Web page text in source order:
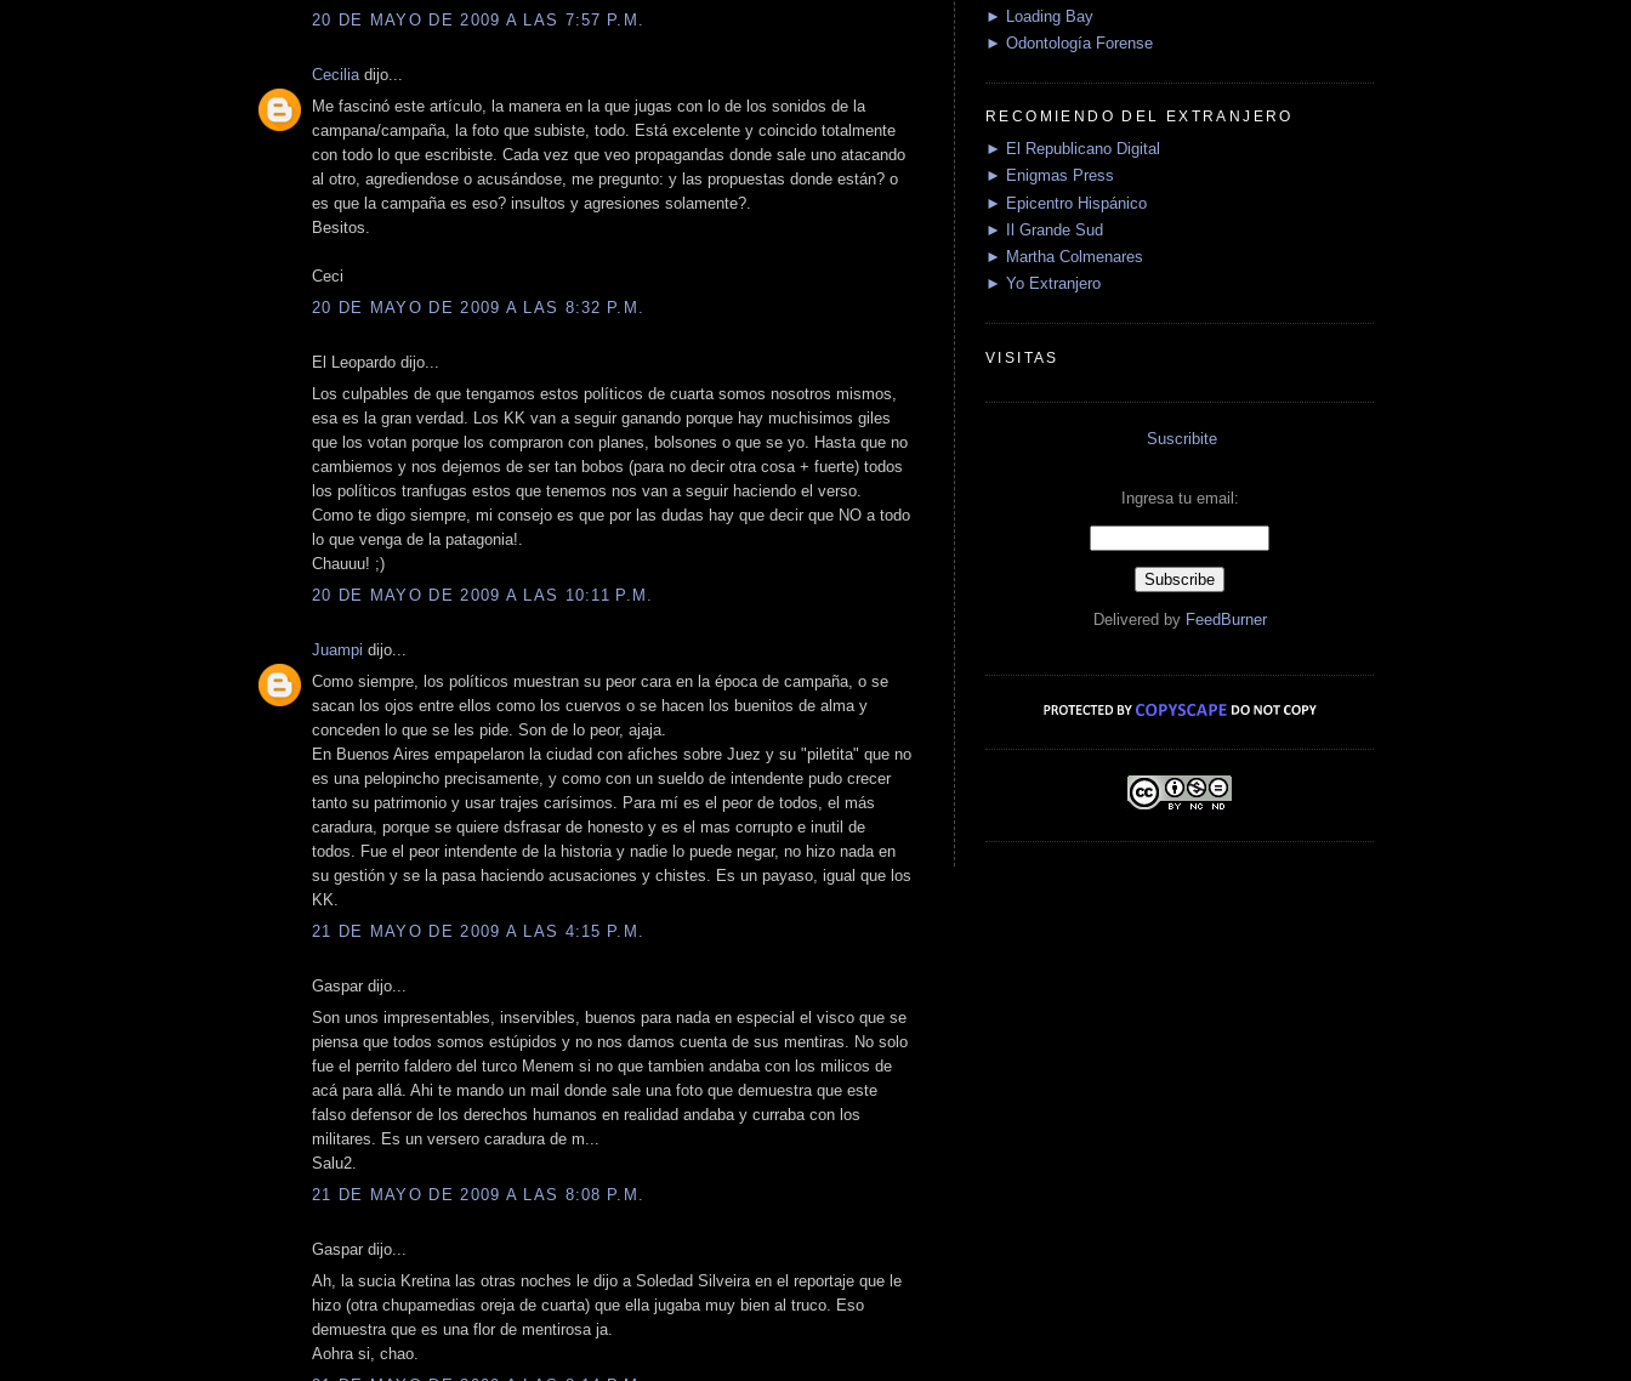
20 DE MAYO DE 2009 A LAS 7:57 P.M.
Cecilia dijo...
Me fascinó este artículo, la manera en la que jugas con lo de los sonidos de la
campana/campaña, la foto que subiste, todo. Está excelente y coincido totalmente
con todo lo que escribiste. Cada vez que veo propagandas donde sale uno atacando
al otro, agrediendose o acusándose, me pregunto: y las propuestas donde están? o
es que la campaña es eso? insultos y agresiones solamente?.
Besitos.
Ceci
20 DE MAYO DE 2009 A LAS 8:32 P.M.
El Leopardo dijo...
Los culpables de que tengamos estos políticos de cuarta somos nosotros mismos,
esa es la gran verdad. Los KK van a seguir ganando porque hay muchisimos giles
que los votan porque los compraron con planes, bolsones o que se yo. Hasta que no
cambiemos y nos dejemos de ser tan bobos (para no decir otra cosa + fuerte) todos
los políticos tranfugas estos que tenemos nos van a seguir haciendo el verso.
Como te digo siempre, mi consejo es que por las dudas hay que decir que NO a todo
lo que venga de la patagonia!.
Chauuu! ;)
20 DE MAYO DE 2009 A LAS 10:11 P.M.
Juampi dijo...
Como siempre, los políticos muestran su peor cara en la época de campaña, o se
sacan los ojos entre ellos como los cuervos o se hacen los buenitos de alma y
conceden lo que se les pide. Son de lo peor, ajaja.
En Buenos Aires empapelaron la ciudad con afiches sobre Juez y su "piletita" que no
es una pelopincho precisamente, y como con un sueldo de intendente pudo crecer
tanto su patrimonio y usar trajes carísimos. Para mí es el peor de todos, el más
caradura, porque se quiere dsfrasar de honesto y es el mas corrupto e inutil de
todos. Fue el peor intendente de la historia y nadie lo puede negar, no hizo nada en
su gestión y se la pasa haciendo acusaciones y chistes. Es un payaso, igual que los
KK.
21 DE MAYO DE 2009 A LAS 4:15 P.M.
Gaspar dijo...
Son unos impresentables, inservibles, buenos para nada en especial el visco que se
piensa que todos somos estúpidos y no nos damos cuenta de sus mentiras. No solo
fue el perrito faldero del turco Menem si no que tambien andaba con los milicos de
acá para allá. Ahi te mando un mail donde sale una foto que demuestra que este
falso defensor de los derechos humanos en realidad andaba y curraba con los
militares. Es un versero caradura de m...
Salu2.
21 DE MAYO DE 2009 A LAS 8:08 P.M.
Gaspar dijo...
Ah, la sucia Kretina las otras noches le dijo a Soledad Silveira en el reportaje que le
hizo (otra chupamedias oreja de cuarta) que ella jugaba muy bien al truco. Eso
demuestra que es una flor de mentirosa ja.
Aohra si, chao.
► Loading Bay
► Odontología Forense
RECOMIENDO DEL EXTRANJERO
► El Republicano Digital
► Enigmas Press
► Epicentro Hispánico
► Il Grande Sud
► Martha Colmenares
► Yo Extranjero
VISITAS
Suscribite
Ingresa tu email:
Delivered by FeedBurner